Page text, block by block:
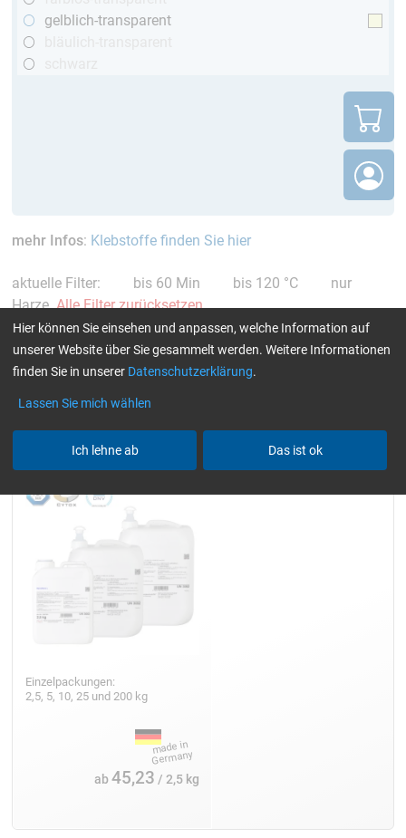
gelblich-transparent
mehr Infos: Klebstoffe finden Sie hier
aktuelle Filter: bis 60 Min bis 120 °C
nur
Harze Alle Filter zurücksetzen
Einzelpackungen:
2,5, 5, 10, 25 und 200 kg
ab45,23 / 2,5 kg
Hier können Sie einsehen und anpassen, welche Information auf
unserer Website über Sie gesammelt werden. Weitere Informationen
finden Sie in unserer Datenschutzerklärung.
Lassen Sie mich wählen
Ich lehne ab Das ist ok